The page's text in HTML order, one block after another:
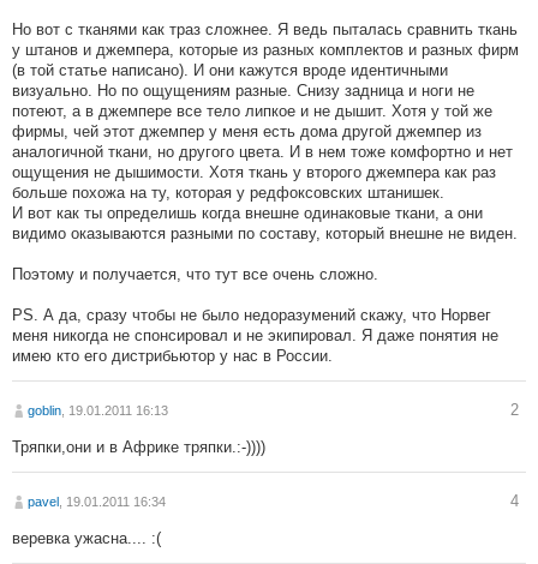
Но вот с тканями как траз сложнее. Я ведь пыталась сравнить ткань
у штанов и джемпера, которые из разных комплектов и разных фирм
(в той статье написано). И они кажутся вроде идентичными
визуально. Но по ощущениям разные. Снизу задница и ноги не
потеют, а в джемпере все тело липкое и не дышит. Хотя у той же
фирмы, чей этот джемпер у меня есть дома другой джемпер из
аналогичной ткани, но другого цвета. И в нем тоже комфортно и нет
ощущения не дышимости. Хотя ткань у второго джемпера как раз
больше похожа на ту, которая у редфоксовских штанишек.
И вот как ты определишь когда внешне одинаковые ткани, а они
видимо оказываются разными по составу, который внешне не виден.
Поэтому и получается, что тут все очень сложно.
PS. А да, сразу чтобы не было недоразумений скажу, что Норвег
меня никогда не спонсировал и не экипировал. Я даже понятия не
имею кто его дистрибьютор у нас в России.
goblin , 19.01.2011 16:13 2
Тряпки,они и в Африке тряпки.:-))))
pavel , 19.01.2011 16:34 4
веревка ужасна.... :(